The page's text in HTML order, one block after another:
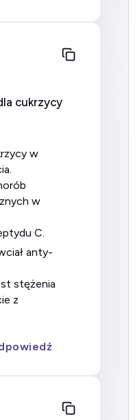
cukrzycy
w
C.
z